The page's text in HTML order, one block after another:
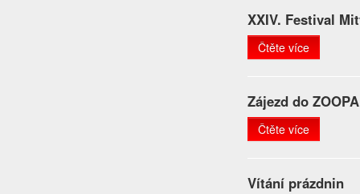
XXIV. Festival
Čtěte více
Zájezd do
Čtěte více
Vítání prázdnin